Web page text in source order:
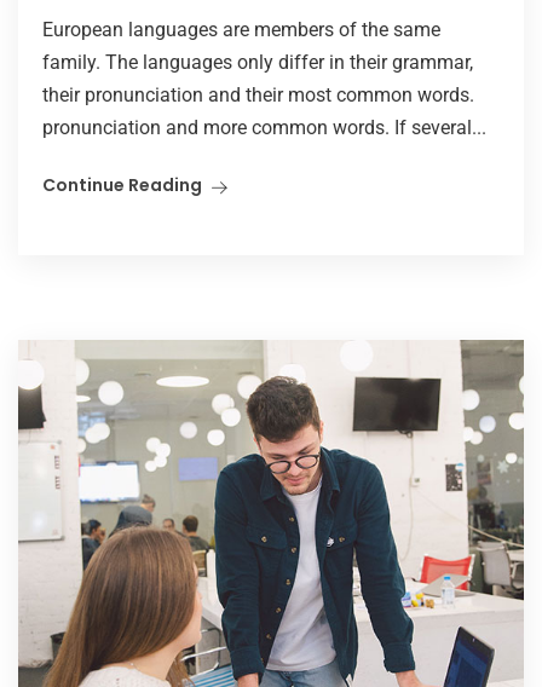
European languages are members of the same
family. The languages only differ in their grammar,
their pronunciation and their most common words.
pronunciation and more common words. If several...
Continue Reading